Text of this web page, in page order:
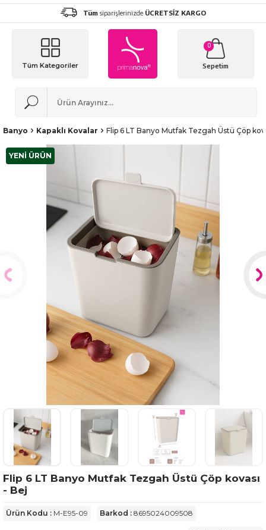
Tüm siparişlerinizde ÜCRETSİZ KARGO
Tüm Kategoriler
0
Sepetim
Banyo Kapaklı Kovalar Flip 6 LT Banyo Mutfak Tezgah Üstü Çöp
YENİ ÜRÜN
Flip 6 LT Banyo Mutfak Tezgah Üstü Çöp kovası
- Bej
Ürün Kodu : M-E95-09 Barkod : 8695024009508